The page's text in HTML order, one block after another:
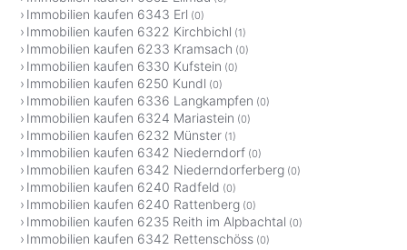
Immobilien kaufen 6343 Erl (0)
Immobilien kaufen 6322 Kirchbichl (1)
Immobilien kaufen 6233 Kramsach (0)
Immobilien kaufen 6330 Kufstein (0)
Immobilien kaufen 6250 Kundl (0)
Immobilien kaufen 6336 Langkampfen (0)
Immobilien kaufen 6324 Mariastein (0)
Immobilien kaufen 6232 Münster (1)
Immobilien kaufen 6342 Niederndorf (0)
Immobilien kaufen 6342 Niederndorferberg (0)
Immobilien kaufen 6240 Radfeld (0)
Immobilien kaufen 6240 Rattenberg (0)
Immobilien kaufen 6235 Reith im Alpbachtal (0)
Immobilien kaufen 6342 Rettenschöss (0)